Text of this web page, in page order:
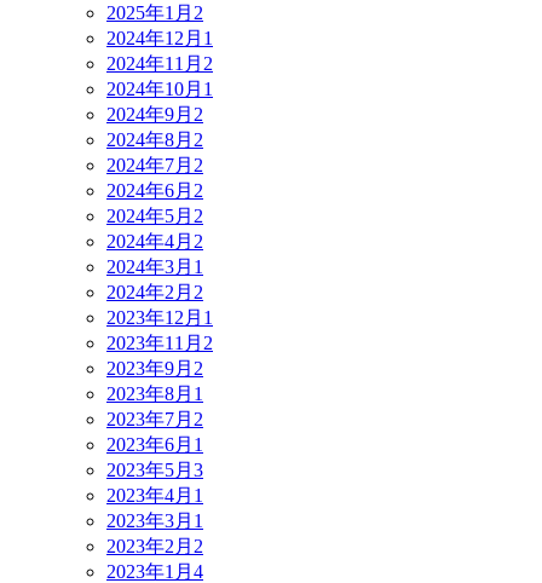
2025年1月 2
2024年12月 1
2024年11月 2
2024年10月 1
2024年9月 2
2024年8月 2
2024年7月 2
2024年6月 2
2024年5月 2
2024年4月 2
2024年3月 1
2024年2月 2
2023年12月 1
2023年11月 2
2023年9月 2
2023年8月 1
2023年7月 2
2023年6月 1
2023年5月 3
2023年4月 1
2023年3月 1
2023年2月 2
2023年1月 4